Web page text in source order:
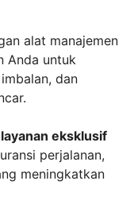
alat manajemen
Anda untuk
dan
layanan eksklusif
perjalanan,
meningkatkan